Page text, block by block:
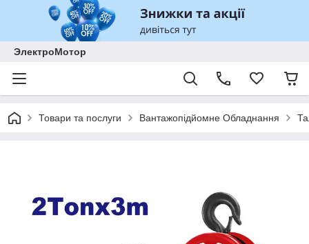
ЭлектроМотор
Товари та послуги Вантажопідйомне Обладнання